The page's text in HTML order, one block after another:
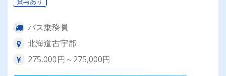
バス乗務員
北海道古宇郡
275,000円～275,000円